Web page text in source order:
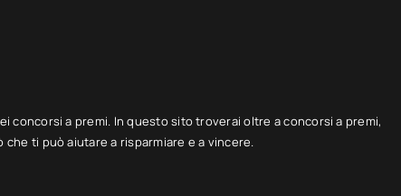
concorsi a premi. In questo sito troverai oltre a concorsi a premi,
ti può aiutare a risparmiare e a vincere.